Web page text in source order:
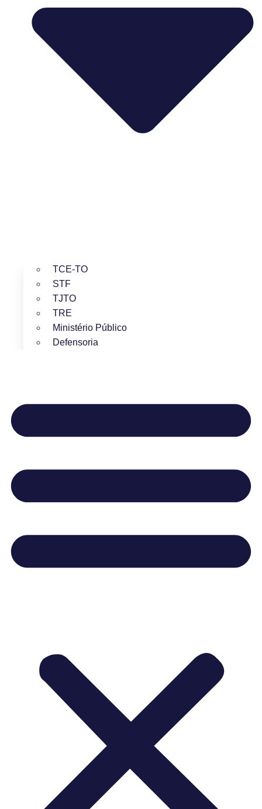
TCE-TO
STF
TJTO
TRE
Ministério Público
Defensoria